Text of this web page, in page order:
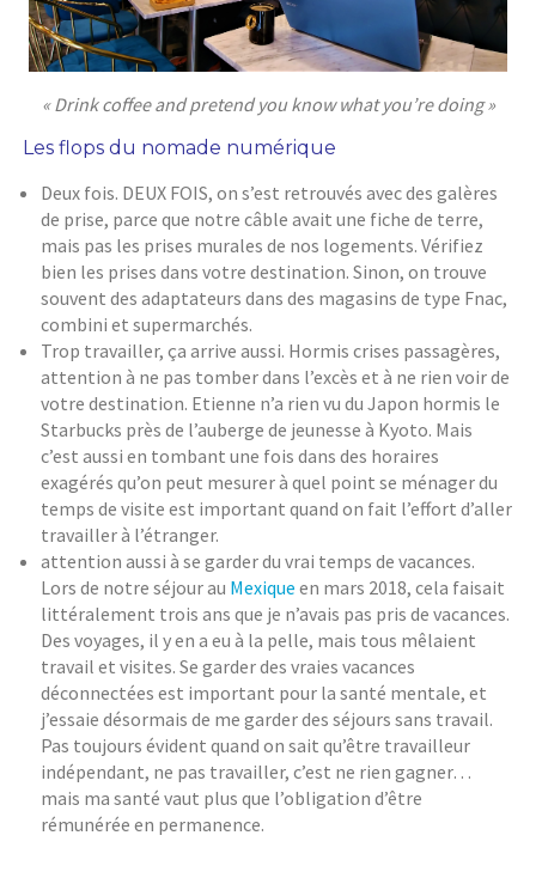
« Drink coffee and pretend you know what you’re doing »
Les flops du nomade numérique
Deux fois. DEUX FOIS, on s’est retrouvés avec des galères
de prise, parce que notre câble avait une fiche de terre,
mais pas les prises murales de nos logements. Vérifiez
bien les prises dans votre destination. Sinon, on trouve
souvent des adaptateurs dans des magasins de type Fnac,
combini et supermarchés.
Trop travailler, ça arrive aussi. Hormis crises passagères,
attention à ne pas tomber dans l’excès et à ne rien voir de
votre destination. Etienne n’a rien vu du Japon hormis le
Starbucks près de l’auberge de jeunesse à Kyoto. Mais
c’est aussi en tombant une fois dans des horaires
exagérés qu’on peut mesurer à quel point se ménager du
temps de visite est important quand on fait l’effort d’aller
travailler à l’étranger.
attention aussi à se garder du vrai temps de vacances.
Lors de notre séjour au Mexique en mars 2018, cela faisait
littéralement trois ans que je n’avais pas pris de vacances.
Des voyages, il y en a eu à la pelle, mais tous mêlaient
travail et visites. Se garder des vraies vacances
déconnectées est important pour la santé mentale, et
j’essaie désormais de me garder des séjours sans travail.
Pas toujours évident quand on sait qu’être travailleur
indépendant, ne pas travailler, c’est ne rien gagner…
mais ma santé vaut plus que l’obligation d’être
rémunérée en permanence.